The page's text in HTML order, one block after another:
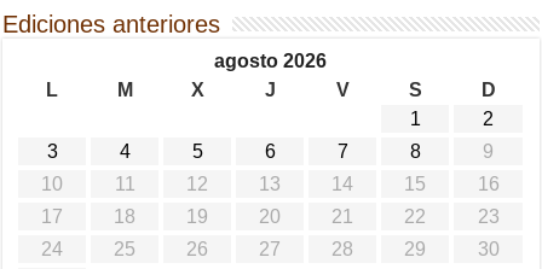
Ediciones anteriores
agosto 2026
L
M X J V S
D
1
2
3
4 5 6 7 8
9
10
11 12 13 14 15
16
17
18 19 20 21 22
23
24
25 26 27 28 29
30